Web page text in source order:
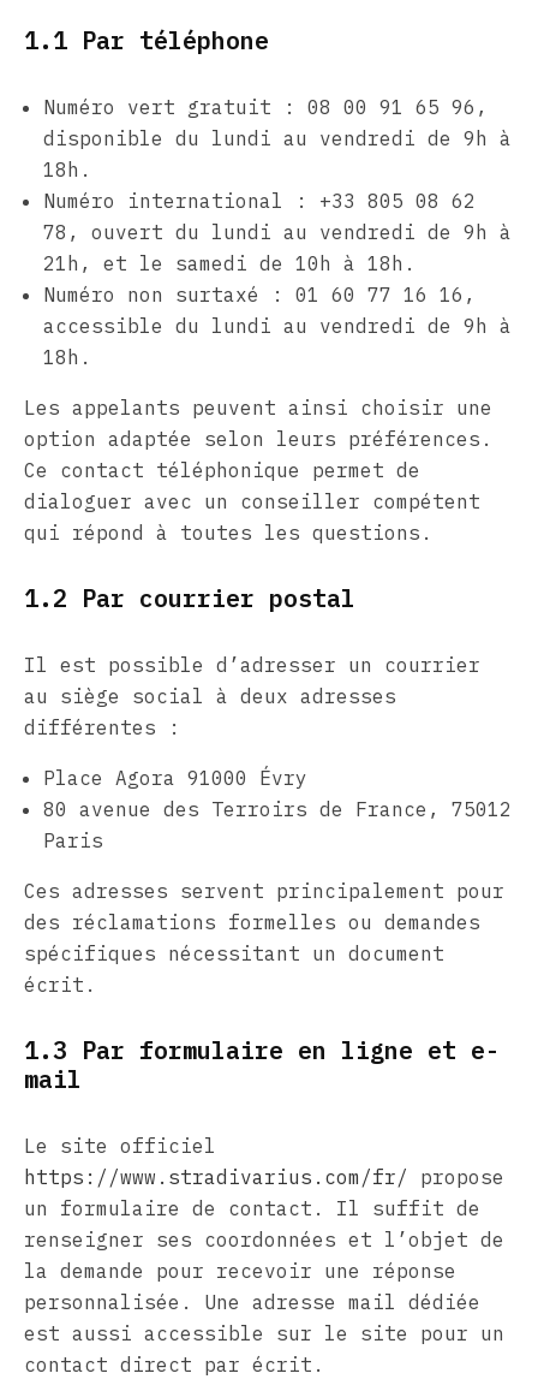
1.1 Par téléphone
Numéro vert gratuit : 08 00 91 65 96,
disponible du lundi au vendredi de 9h à
18h.
Numéro international : +33 805 08 62
78, ouvert du lundi au vendredi de 9h à
21h, et le samedi de 10h à 18h.
Numéro non surtaxé : 01 60 77 16 16,
accessible du lundi au vendredi de 9h à
18h.
Les appelants peuvent ainsi choisir une
option adaptée selon leurs préférences.
Ce contact téléphonique permet de
dialoguer avec un conseiller compétent
qui répond à toutes les questions.
1.2 Par courrier postal
Il est possible d’adresser un courrier
au siège social à deux adresses
différentes :
Place Agora 91000 Évry
80 avenue des Terroirs de France, 75012
Paris
Ces adresses servent principalement pour
des réclamations formelles ou demandes
spécifiques nécessitant un document
écrit.
1.3 Par formulaire en ligne et e-
mail
Le site officiel
https://www.stradivarius.com/fr/ propose
un formulaire de contact. Il suffit de
renseigner ses coordonnées et l’objet de
la demande pour recevoir une réponse
personnalisée. Une adresse mail dédiée
est aussi accessible sur le site pour un
contact direct par écrit.